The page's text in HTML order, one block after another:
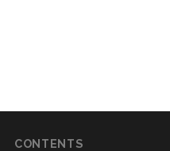
CONTENTS